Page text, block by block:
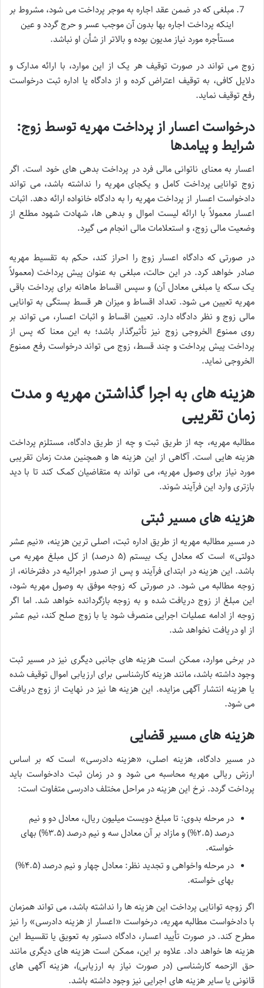
مبلغی که در ضمن عقد اجاره به موجر پرداخت می شود، مشروط بر
اینکه پرداخت اجاره بها بدون آن موجب عسر و حرج گردد و عین
مستأجره مورد نیاز مدیون بوده و بالاتر از شأن او نباشد.
زوج می تواند در صورت توقیف هر یک از این موارد، با ارائه مدارک و
دلایل کافی، به توقیف اعتراض کرده و از دادگاه یا اداره ثبت درخواست
رفع توقیف نماید.
درخواست اعسار از پرداخت مهریه توسط زوج:
شرایط و پیامدها
اعسار به معنای ناتوانی مالی فرد در پرداخت بدهی های خود است. اگر
زوج توانایی پرداخت کامل و یکجای مهریه را نداشته باشد، می تواند
دادخواست اعسار از پرداخت مهریه را به دادگاه خانواده ارائه دهد. اثبات
اعسار معمولاً با ارائه لیست اموال و بدهی ها، شهادت شهود مطلع از
وضعیت مالی زوج، و استعلامات مالی انجام می گیرد.
در صورتی که دادگاه اعسار زوج را احراز کند، حکم به تقسیط مهریه
صادر خواهد کرد. در این حالت، مبلغی به عنوان پیش پرداخت (معمولاً
یک سکه یا مبلغی معادل آن) و سپس اقساط ماهانه برای پرداخت باقی
مهریه تعیین می شود. تعداد اقساط و میزان هر قسط بستگی به توانایی
مالی زوج و نظر دادگاه دارد. تعیین اقساط و اثبات اعسار، می تواند بر
روی ممنوع الخروجی زوج نیز تأثیرگذار باشد؛ به این معنا که پس از
پرداخت پیش پرداخت و چند قسط، زوج می تواند درخواست رفع ممنوع
الخروجی نماید.
هزینه های به اجرا گذاشتن مهریه و مدت
زمان تقریبی
مطالبه مهریه، چه از طریق ثبت و چه از طریق دادگاه، مستلزم پرداخت
هزینه هایی است. آگاهی از این هزینه ها و همچنین مدت زمان تقریبی
مورد نیاز برای وصول مهریه، می تواند به متقاضیان کمک کند تا با دید
بازتری وارد این فرآیند شوند.
هزینه های مسیر ثبتی
در مسیر مطالبه مهریه از طریق اداره ثبت، اصلی ترین هزینه، «نیم عشر
دولتی» است که معادل یک بیستم (۵ درصد) از کل مبلغ مهریه می
باشد. این هزینه در ابتدای فرآیند و پس از صدور اجرائیه در دفترخانه، از
زوجه مطالبه می شود. در صورتی که زوجه موفق به وصول مهریه شود،
این مبلغ از زوج دریافت شده و به زوجه بازگردانده خواهد شد. اما اگر
زوجه از ادامه عملیات اجرایی منصرف شود یا با زوج صلح کند، نیم عشر
از او دریافت نخواهد شد.
در برخی موارد، ممکن است هزینه های جانبی دیگری نیز در مسیر ثبت
وجود داشته باشد، مانند هزینه کارشناسی برای ارزیابی اموال توقیف شده
یا هزینه انتشار آگهی مزایده. این هزینه ها نیز در نهایت از زوج دریافت
می شود.
هزینه های مسیر قضایی
در مسیر دادگاه، هزینه اصلی، «هزینه دادرسی» است که بر اساس
ارزش ریالی مهریه محاسبه می شود و در زمان ثبت دادخواست باید
پرداخت گردد. نرخ این هزینه در مراحل مختلف دادرسی متفاوت است:
در مرحله بدوی: تا مبلغ دویست میلیون ریال، معادل دو و نیم
درصد (۲.۵%) و مازاد بر آن معادل سه و نیم درصد (۳.۵%) بهای
خواسته.
در مرحله واخواهی و تجدید نظر: معادل چهار و نیم درصد (۴.۵%)
بهای خواسته.
اگر زوجه توانایی پرداخت این هزینه ها را نداشته باشد، می تواند همزمان
با دادخواست مطالبه مهریه، درخواست «اعسار از هزینه دادرسی» را نیز
مطرح کند. در صورت تأیید اعسار، دادگاه دستور به تعویق یا تقسیط این
هزینه ها خواهد داد. علاوه بر این، ممکن است هزینه های دیگری مانند
حق الزحمه کارشناسی (در صورت نیاز به ارزیابی)، هزینه آگهی های
قانونی یا سایر هزینه های اجرایی نیز وجود داشته باشد.